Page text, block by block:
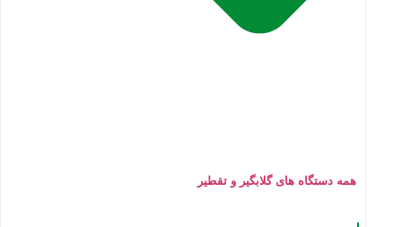
همه دستگاه های گلابگیر و تقطیر